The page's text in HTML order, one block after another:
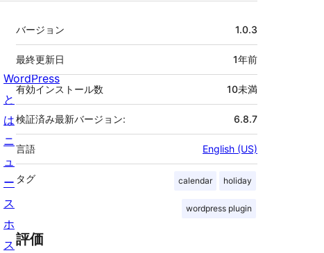
メ
タ
バージョン 1.0.3
最終更新日 1年前
有効インストール数 10未満
検証済み最新バージョン: 6.8.7
言語 English (US)
タグ calendar holiday
wordpress plugin
評価
WordPress
と
は
ニ
ュ
ー
ス
ホ
ス